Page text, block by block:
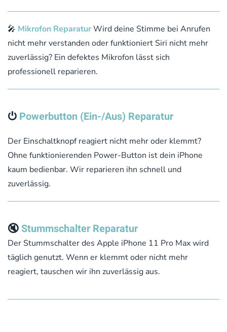
🎤 Mikrofon ReparaturWird deine Stimme bei Anrufen
nicht mehr verstanden oder funktioniert Siri nicht mehr
zuverlässig? Ein defektes Mikrofon lässt sich
professionell reparieren.
⏻ Powerbutton (Ein-/Aus) Reparatur
Der Einschaltknopf reagiert nicht mehr oder klemmt?
Ohne funktionierenden Power-Button ist dein iPhone
kaum bedienbar. Wir reparieren ihn schnell und
zuverlässig.
🔇Stummschalter Reparatur
Der Stummschalter des Apple iPhone 11 Pro Max wird
täglich genutzt. Wenn er klemmt oder nicht mehr
reagiert, tauschen wir ihn zuverlässig aus.